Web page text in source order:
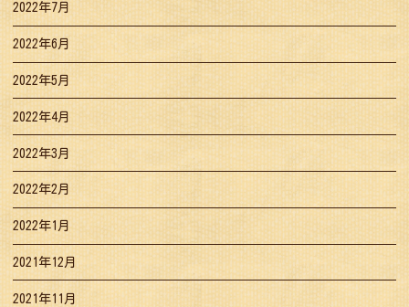
2022年7月
2022年6月
2022年5月
2022年4月
2022年3月
2022年2月
2022年1月
2021年12月
2021年11月